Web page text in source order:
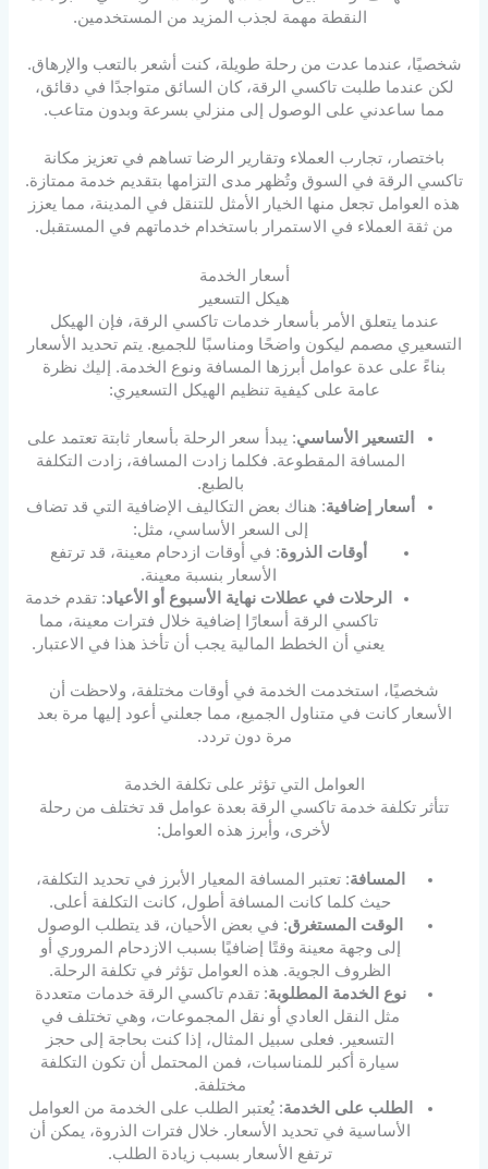
النقطة مهمة لجذب المزيد من المستخدمين.
شخصيًا، عندما عدت من رحلة طويلة، كنت أشعر بالتعب والإرهاق.
لكن عندما طلبت تاكسي الرقة، كان السائق متواجدًا في دقائق،
مما ساعدني على الوصول إلى منزلي بسرعة وبدون متاعب.
باختصار، تجارب العملاء وتقارير الرضا تساهم في تعزيز مكانة
تاكسي الرقة في السوق وتُظهر مدى التزامها بتقديم خدمة ممتازة.
هذه العوامل تجعل منها الخيار الأمثل للتنقل في المدينة، مما يعزز
من ثقة العملاء في الاستمرار باستخدام خدماتهم في المستقبل.
أسعار الخدمة
هيكل التسعير
عندما يتعلق الأمر بأسعار خدمات تاكسي الرقة، فإن الهيكل
التسعيري مصمم ليكون واضحًا ومناسبًا للجميع. يتم تحديد الأسعار
بناءً على عدة عوامل أبرزها المسافة ونوع الخدمة. إليك نظرة
عامة على كيفية تنظيم الهيكل التسعيري:
التسعير الأساسي: يبدأ سعر الرحلة بأسعار ثابتة تعتمد على
المسافة المقطوعة. فكلما زادت المسافة، زادت التكلفة
بالطبع.
أسعار إضافية: هناك بعض التكاليف الإضافية التي قد تضاف
إلى السعر الأساسي، مثل:
أوقات الذروة: في أوقات ازدحام معينة، قد ترتفع
الأسعار بنسبة معينة.
الرحلات في عطلات نهاية الأسبوع أو الأعياد: تقدم خدمة
تاكسي الرقة أسعارًا إضافية خلال فترات معينة، مما
يعني أن الخطط المالية يجب أن تأخذ هذا في الاعتبار.
شخصيًا، استخدمت الخدمة في أوقات مختلفة، ولاحظت أن
الأسعار كانت في متناول الجميع، مما جعلني أعود إليها مرة بعد
مرة دون تردد.
العوامل التي تؤثر على تكلفة الخدمة
تتأثر تكلفة خدمة تاكسي الرقة بعدة عوامل قد تختلف من رحلة
لأخرى، وأبرز هذه العوامل:
المسافة: تعتبر المسافة المعيار الأبرز في تحديد التكلفة،
حيث كلما كانت المسافة أطول، كانت التكلفة أعلى.
الوقت المستغرق: في بعض الأحيان، قد يتطلب الوصول
إلى وجهة معينة وقتًا إضافيًا بسبب الازدحام المروري أو
الظروف الجوية. هذه العوامل تؤثر في تكلفة الرحلة.
نوع الخدمة المطلوبة: تقدم تاكسي الرقة خدمات متعددة
مثل النقل العادي أو نقل المجموعات، وهي تختلف في
التسعير. فعلى سبيل المثال، إذا كنت بحاجة إلى حجز
سيارة أكبر للمناسبات، فمن المحتمل أن تكون التكلفة
مختلفة.
الطلب على الخدمة: يُعتبر الطلب على الخدمة من العوامل
الأساسية في تحديد الأسعار. خلال فترات الذروة، يمكن أن
ترتفع الأسعار بسبب زيادة الطلب.